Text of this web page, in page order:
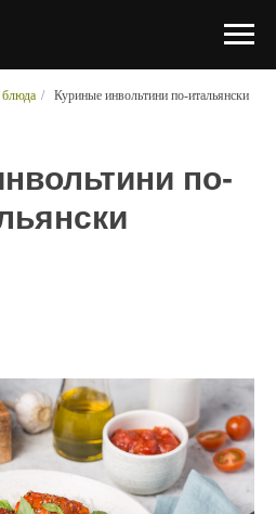
/ Куриные инвольтини по-итальянски
по-